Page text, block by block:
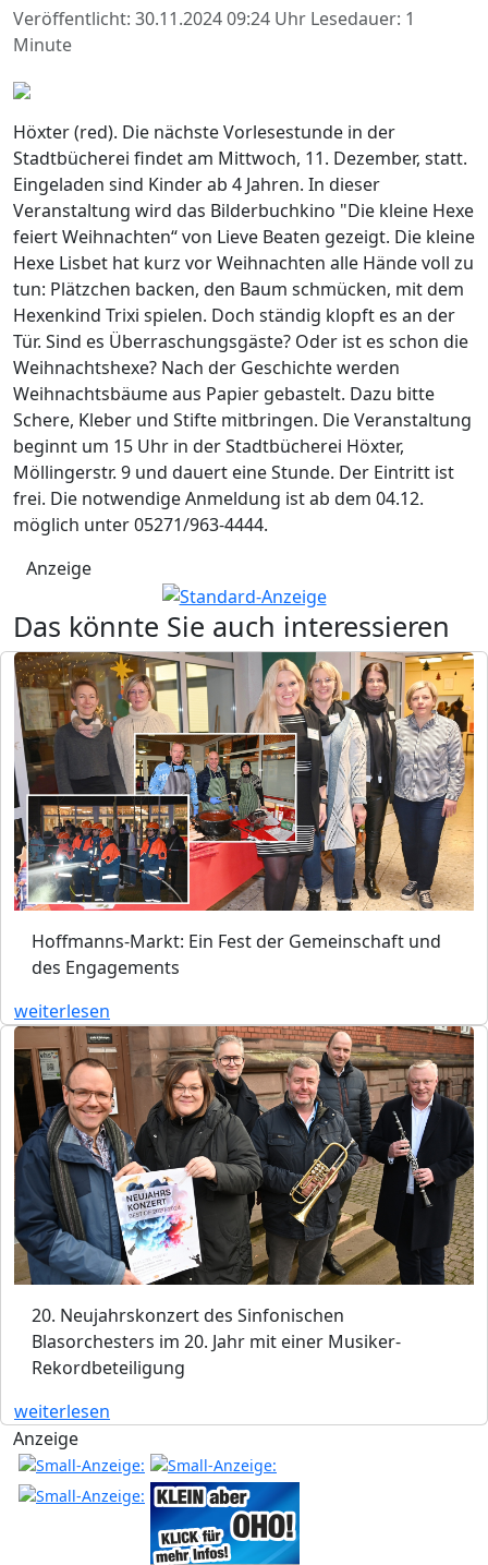
Veröffentlicht: 30.11.2024 09:24 Uhr Lesedauer: 1
Minute
Höxter (red). Die nächste Vorlesestunde in der
Stadtbücherei findet am Mittwoch, 11. Dezember, statt.
Eingeladen sind Kinder ab 4 Jahren. In dieser
Veranstaltung wird das Bilderbuchkino "Die kleine Hexe
feiert Weihnachten“ von Lieve Beaten gezeigt. Die kleine
Hexe Lisbet hat kurz vor Weihnachten alle Hände voll zu
tun: Plätzchen backen, den Baum schmücken, mit dem
Hexenkind Trixi spielen. Doch ständig klopft es an der
Tür. Sind es Überraschungsgäste? Oder ist es schon die
Weihnachtshexe? Nach der Geschichte werden
Weihnachtsbäume aus Papier gebastelt. Dazu bitte
Schere, Kleber und Stifte mitbringen. Die Veranstaltung
beginnt um 15 Uhr in der Stadtbücherei Höxter,
Möllingerstr. 9 und dauert eine Stunde. Der Eintritt ist
frei. Die notwendige Anmeldung ist ab dem 04.12.
möglich unter 05271/963-4444.
Anzeige
Das könnte Sie auch interessieren
Hoffmanns-Markt: Ein Fest der Gemeinschaft und
des Engagements
weiterlesen
20. Neujahrskonzert des Sinfonischen
Blasorchesters im 20. Jahr mit einer Musiker-
Rekordbeteiligung
weiterlesen
Anzeige